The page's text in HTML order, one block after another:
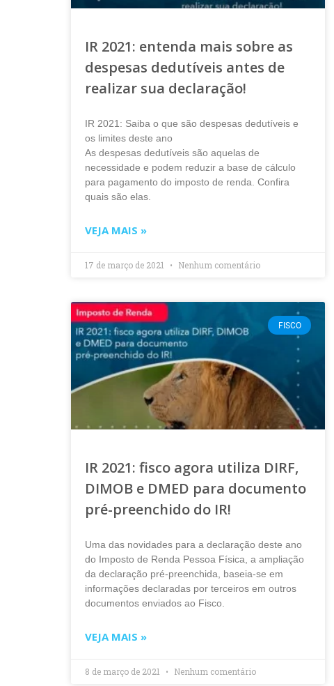
IR 2021: entenda mais sobre as
despesas dedutíveis antes de
realizar sua declaração!
IR 2021: Saiba o que são despesas dedutíveis e
os limites deste ano
As despesas dedutíveis são aquelas de
necessidade e podem reduzir a base de cálculo
para pagamento do imposto de renda. Confira
quais são elas.
VEJA MAIS »
17 de março de 2021 Nenhum comentário
FISCO
IR 2021: fisco agora utiliza DIRF,
DIMOB e DMED para documento
pré-preenchido do IR!
Uma das novidades para a declaração deste ano
do Imposto de Renda Pessoa Física, a ampliação
da declaração pré-preenchida, baseia-se em
informações declaradas por terceiros em outros
documentos enviados ao Fisco.
VEJA MAIS »
8 de março de 2021 Nenhum comentário